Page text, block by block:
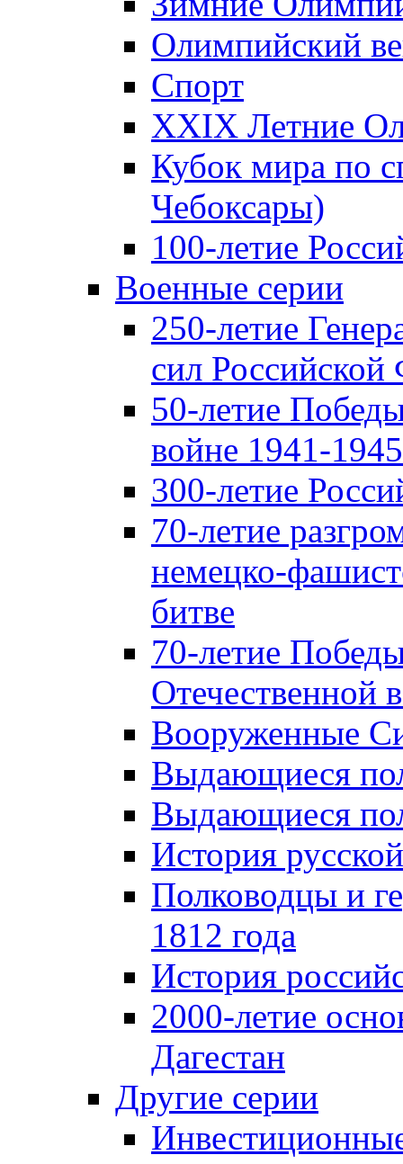
Олимпийский
Спорт
XXIX Летние
Кубок мира по
Чебоксары)
100-летие
Военные серии
250-летие
сил Российской
50-летие
войне 1941-1945
300-летие
70-летие
немецко-
битве
70-летие
Отечественной
Вооруженные
Выдающиеся
Выдающиеся
История
Полководцы и
1812 года
История
2000-летие
Дагестан
Другие серии